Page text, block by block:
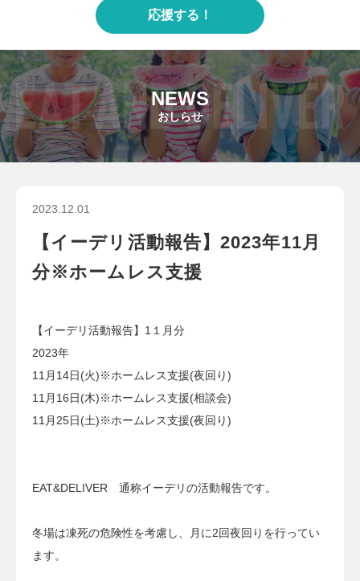
応援する！
NEWS
おしらせ
2023.12.01
【イーデリ活動報告】2023年11月
分※ホームレス支援
【イーデリ活動報告】1１月分
2023年
11月14日(火)※ホームレス支援(夜回り)
11月16日(木)※ホームレス支援(相談会)
11月25日(土)※ホームレス支援(夜回り)
EAT&DELIVER 通称イーデリの活動報告です。
冬場は凍死の危険性を考慮し、月に2回夜回りを行ってい
ます。